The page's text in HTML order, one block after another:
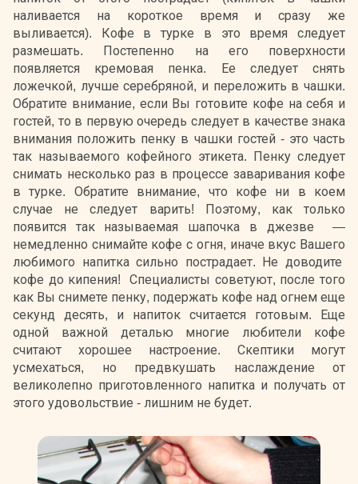
наливается на короткое время и сразу же
выливается). Кофе в турке в это время следует
размешать. Постепенно на его поверхности
появляется кремовая пенка. Ее следует снять
ложечкой, лучше серебряной, и переложить в чашки.
Обратите внимание, если Вы готовите кофе на себя и
гостей, то в первую очередь следует в качестве знака
внимания положить пенку в чашки гостей - это часть
так называемого кофейного этикета. Пенку следует
снимать несколько раз в процессе заваривания кофе
в турке. Обратите внимание, что кофе ни в коем
случае не следует варить! Поэтому, как только
появится так называемая шапочка в джезве —
немедленно снимайте кофе с огня, иначе вкус Вашего
любимого напитка сильно пострадает. Не доводите
кофе до кипения! Специалисты советуют, после того
как Вы снимете пенку, подержать кофе над огнем еще
секунд десять, и напиток считается готовым. Еще
одной важной деталью многие любители кофе
считают хорошее настроение. Скептики могут
усмехаться, но предвкушать наслаждение от
великолепно приготовленного напитка и получать от
этого удовольствие - лишним не будет.